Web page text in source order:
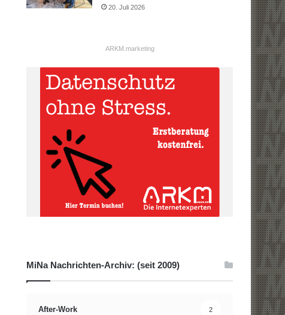
20. Juli 2026
ARKM.marketing
MiNa Nachrichten-Archiv: (seit 2009)
After-Work 2